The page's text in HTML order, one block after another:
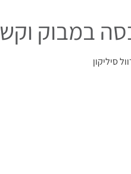
במבוק וקש
סיליקון